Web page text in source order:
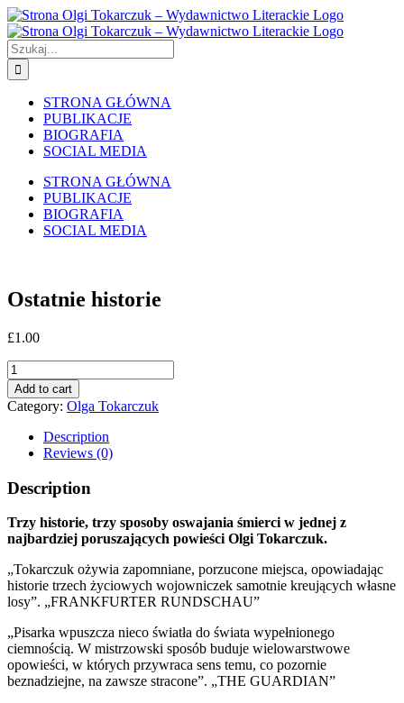
Skip
to
content
Szukaj
STRONA GŁÓWNA
PUBLIKACJE
BIOGRAFIA
SOCIAL MEDIA
STRONA GŁÓWNA
PUBLIKACJE
BIOGRAFIA
SOCIAL MEDIA
Ostatnie historie
£1.00
Ostatnie
historie
quantity
Add to cart
Category: Olga Tokarczuk
Description
Reviews (0)
Description
Trzy historie, trzy sposoby oswajania śmierci w jednej z
najbardziej poruszających powieści Olgi Tokarczuk.
„Tokarczuk ożywia zapomniane, porzucone miejsca, opowiadając
historie trzech życiowych wojowniczek samotnie kreujących własne
losy”. „FRANKFURTER RUNDSCHAU”
„Pisarka wpuszcza nieco światła do świata wypełnionego
ciemnością. W mistrzowski sposób buduje wielowarstwowe
opowieści, w których przywraca sens temu, co pozornie
beznadziejne, na zawsze stracone”. „THE GUARDIAN”